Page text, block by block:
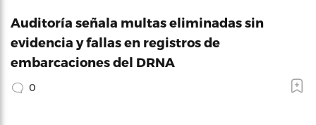
Auditoría señala multas eliminadas sin
evidencia y fallas en registros de
embarcaciones del DRNA
0